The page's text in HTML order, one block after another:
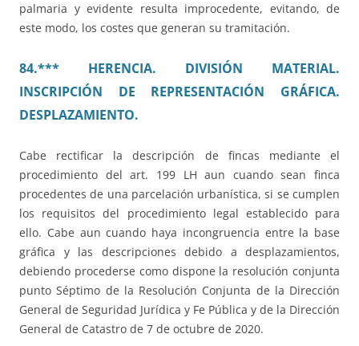
palmaria y evidente resulta improcedente, evitando, de
este modo, los costes que generan su tramitación.
84.*** HERENCIA. DIVISIÓN MATERIAL.
INSCRIPCIÓN DE REPRESENTACIÓN GRÁFICA.
DESPLAZAMIENTO.
Cabe rectificar la descripción de fincas mediante el
procedimiento del art. 199 LH aun cuando sean finca
procedentes de una parcelación urbanística, si se cumplen
los requisitos del procedimiento legal establecido para
ello. Cabe aun cuando haya incongruencia entre la base
gráfica y las descripciones debido a desplazamientos,
debiendo procederse como dispone la resolución conjunta
punto Séptimo de la Resolución Conjunta de la Dirección
General de Seguridad Jurídica y Fe Pública y de la Dirección
General de Catastro de 7 de octubre de 2020.